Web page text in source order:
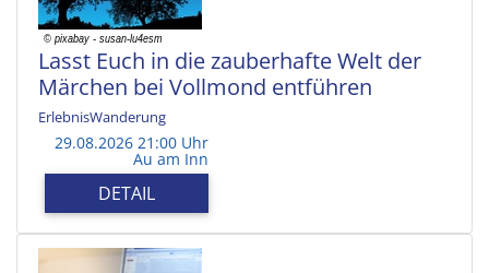
Lasst Euch in die zauberhafte Welt der
Märchen bei Vollmond entführen
ErlebnisWanderung
29.08.2026 21:00 Uhr
Au am Inn
DETAIL